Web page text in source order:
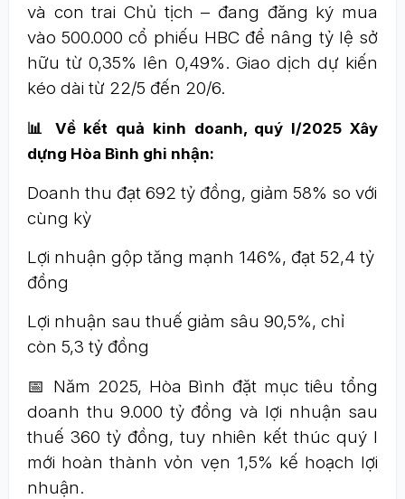
và con trai Chủ tịch – đang đăng ký mua
vào 500.000 cổ phiếu HBC để nâng tỷ lệ sở
hữu từ 0,35% lên 0,49%. Giao dịch dự kiến
kéo dài từ 22/5 đến 20/6.
📊 Về kết quả kinh doanh, quý I/2025 Xây
dựng Hòa Bình ghi nhận:
Doanh thu đạt 692 tỷ đồng, giảm 58% so với
cùng kỳ
Lợi nhuận gộp tăng mạnh 146%, đạt 52,4 tỷ
đồng
Lợi nhuận sau thuế giảm sâu 90,5%, chỉ
còn 5,3 tỷ đồng
📅 Năm 2025, Hòa Bình đặt mục tiêu tổng
doanh thu 9.000 tỷ đồng và lợi nhuận sau
thuế 360 tỷ đồng, tuy nhiên kết thúc quý I
mới hoàn thành vỏn vẹn 1,5% kế hoạch lợi
nhuận.